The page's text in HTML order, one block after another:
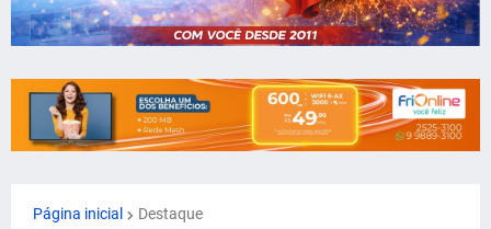
Página inicial Destaque